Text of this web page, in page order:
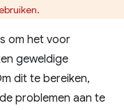
om het voor
geweldige
dit te bereiken,
problemen aan te